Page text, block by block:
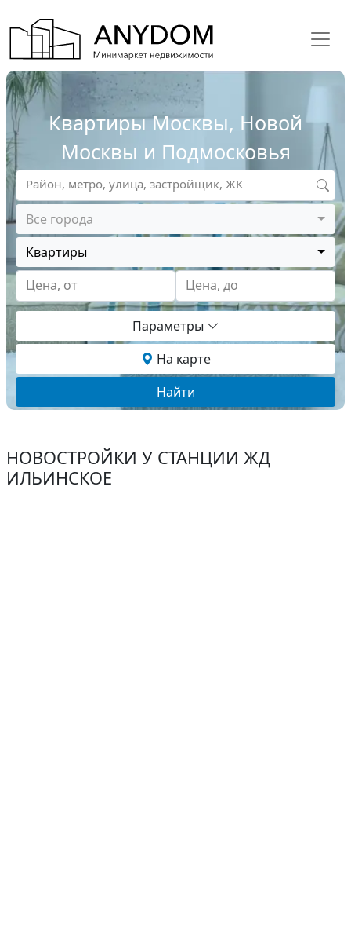
Квартиры Москвы, Новой
Москвы и Подмосковья
Все города
Квартиры
Цена, от
Цена, до
Район, метро, улица, застройщик, ЖК
Параметры
На карте
Найти
НОВОСТРОЙКИ У СТАНЦИИ ЖД
ИЛЬИНСКОЕ